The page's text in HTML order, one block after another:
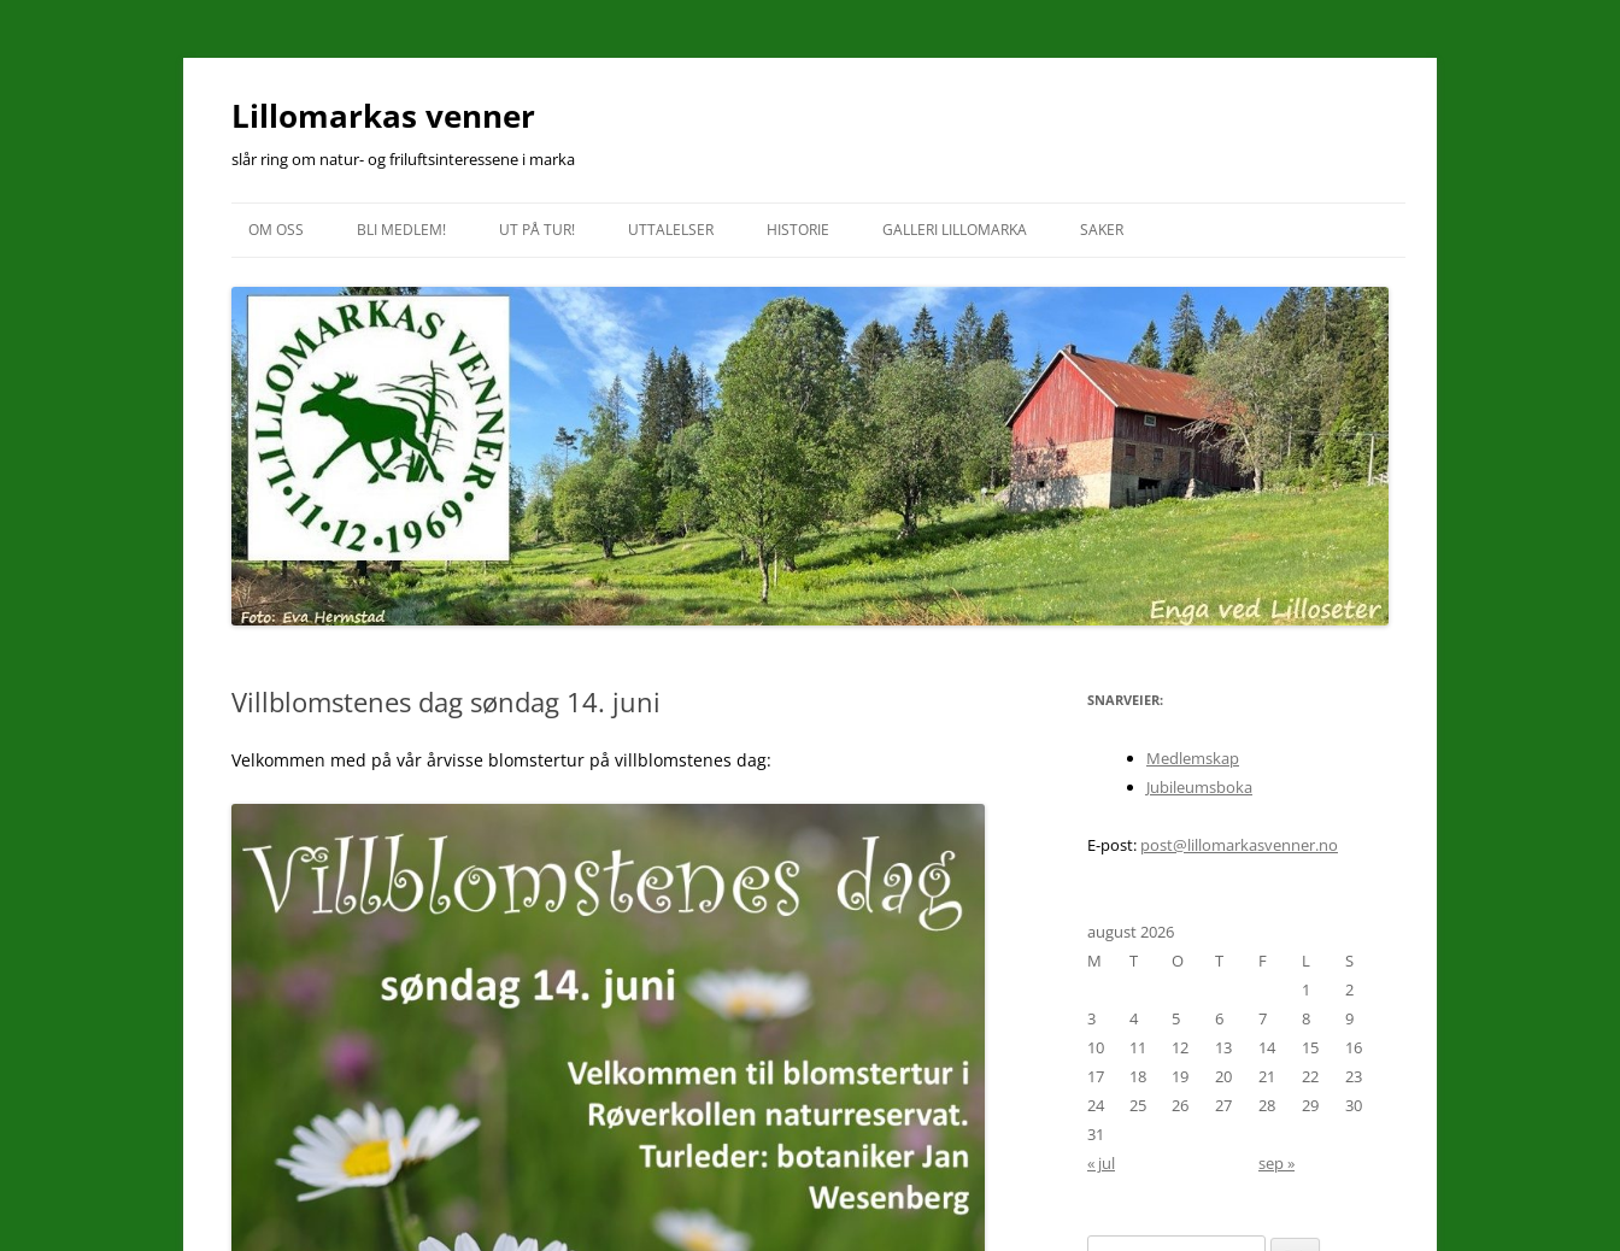
Hopp
innhold
Lillomarkas venner
slår ring om natur- og friluftsinteressene i marka
OM OSS
ÅRSMØTEPROTOKOLL 2025
ÅRSBERETNING 2025
VEDTEKTER
BLI MEDLEM! UT PÅ TUR! UTTALELSER
UTTALELSER OG BREV 2025
UTTALELSER OG BREV 2024
UTTALELSER OG BREV 2023
UTTALELSER OG BREV 2022
UTTALELSER OG BREV 2021
UTTALELSER OG BREV 2020
UTTALELSER OG BREV 2019
UTTALELSER OG BREV 2016
UTTALELSER OG BREV 2014 OG
TIDLIGERE
HISTORIE
LILLOMARKA
HISTORISKE KART
GALLERI LILLOMARKA
NITTEDAL
INFORMASJONSTUR TIL
GREFSENKLEIVA 16. SEPTEMBER
BEFARING TIL BREISJØEN 2.
SEPTEMBER 2020
TUR LANGS VANDCURSTIENE I
GREFSENÅSEN 20. JUNI 2018
VILLBLOMSTENS DAG PÅ
RØVERKOLLEN 17. JUNI 2018
MAI 2018
SOPPTUR PÅ SLATTUM 5.
SEPTEMBER 2017
VILLBLOMSTENS DAG 2017
NYTTEVEKSTTUR 15. MAI 2017
FUGLETUR PÅ HESTEJORDENE 10.
MAI 2017
GRUVETUR 25. SEPTEMBER 2016
SAKER
LILLOMARKA
LANDSKAPSVERNOMRÅDE
SKJØTSEL OG ARTSMANGFOLD PÅ
HESTEJORDENE
Villblomstenes dag søndag 14. juni
Velkommen med på vår årvisse blomstertur på villblomstenes dag:
SNARVEIER:
Medlemskap
Jubileumsboka
E-post: post@lillomarkasvenner.no
august 2026
M
T O T F L
S
1
2
3
4 5 6 7 8
9
10
11 12 13 14 15
16
17
18 19 20 21 22
23
24
25 26 27 28 29
30
31
« jul
sep »